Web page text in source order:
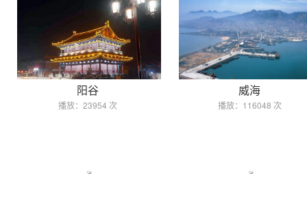
阳谷
播放：23954 次
威海
播放：116048 次